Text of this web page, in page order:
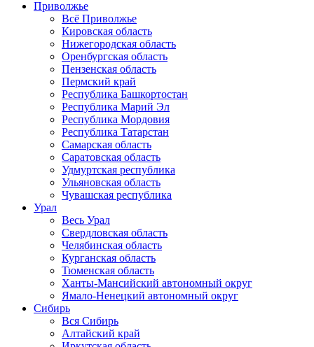
Приволжье
Всё Приволжье
Кировская область
Нижегородская область
Оренбургская область
Пензенская область
Пермский край
Республика Башкортостан
Республика Марий Эл
Республика Мордовия
Республика Татарстан
Самарская область
Саратовская область
Удмуртская республика
Ульяновская область
Чувашская республика
Урал
Весь Урал
Свердловская область
Челябинская область
Курганская область
Тюменская область
Ханты-Мансийский автономный округ
Ямало-Ненецкий автономный округ
Сибирь
Вся Сибирь
Алтайский край